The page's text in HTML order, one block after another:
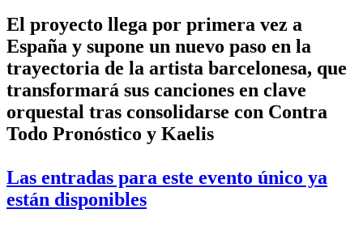
El proyecto llega por primera vez a
España y supone un nuevo paso en la
trayectoria de la artista barcelonesa, que
transformará sus canciones en clave
orquestal tras consolidarse con Contra
Todo Pronóstico y Kaelis
Las entradas para este evento único ya
están disponibles